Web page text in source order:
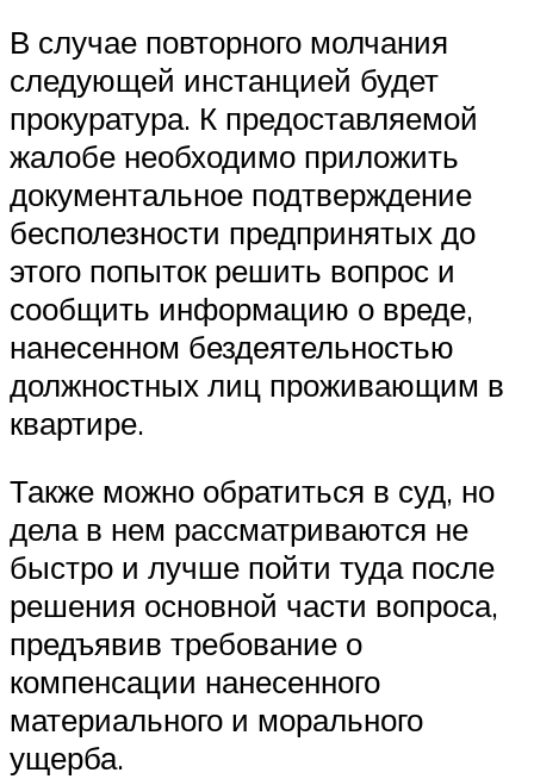
В случае повторного молчания
следующей инстанцией будет
прокуратура. К предоставляемой
жалобе необходимо приложить
документальное подтверждение
бесполезности предпринятых до
этого попыток решить вопрос и
сообщить информацию о вреде,
нанесенном бездеятельностью
должностных лиц проживающим в
квартире.
Также можно обратиться в суд, но
дела в нем рассматриваются не
быстро и лучше пойти туда после
решения основной части вопроса,
предъявив требование о
компенсации нанесенного
материального и морального
ущерба.